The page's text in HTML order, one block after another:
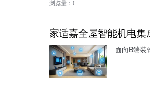
浏览量： 0
家适嘉全屋智能机电集
面向B端装